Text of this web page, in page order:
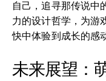
自己，追寻那传说
力的设计哲学，为游
快中体验到成长的感
未来展望：